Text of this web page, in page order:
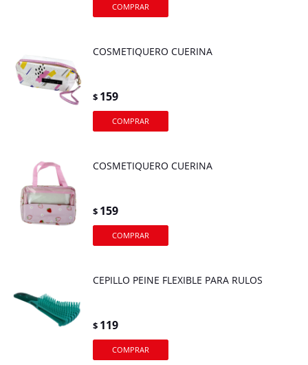
COSMETIQUERO CUERINA
$ 159
COSMETIQUERO CUERINA
$ 159
CEPILLO PEINE FLEXIBLE PARA RULOS
$ 119